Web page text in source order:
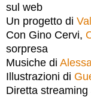
sul web
Un progetto di
Con Gino Cervi,
sorpresa
Musiche di
Illustrazioni di
Diretta